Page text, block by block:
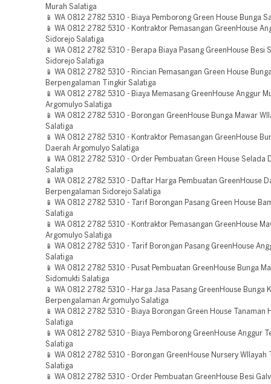
Murah Salatiga
📱 WA 0812 2782 5310 - Biaya Pemborong Green House Bunga
📱 WA 0812 2782 5310 - Kontraktor Pemasangan GreenHouse
Sidorejo Salatiga
📱 WA 0812 2782 5310 - Berapa Biaya Pasang GreenHouse Besi
Sidorejo Salatiga
📱 WA 0812 2782 5310 - Rincian Pemasangan Green House
Berpengalaman Tingkir Salatiga
📱 WA 0812 2782 5310 - Biaya Memasang GreenHouse Anggur
Argomulyo Salatiga
📱 WA 0812 2782 5310 - Borongan GreenHouse Bunga Mawar
Salatiga
📱 WA 0812 2782 5310 - Kontraktor Pemasangan GreenHouse
Daerah Argomulyo Salatiga
📱 WA 0812 2782 5310 - Order Pembuatan Green House Selada
Salatiga
📱 WA 0812 2782 5310 - Daftar Harga Pembuatan GreenHouse
Berpengalaman Sidorejo Salatiga
📱 WA 0812 2782 5310 - Tarif Borongan Pasang Green House
Salatiga
📱 WA 0812 2782 5310 - Kontraktor Pemasangan GreenHouse
Argomulyo Salatiga
📱 WA 0812 2782 5310 - Tarif Borongan Pasang GreenHouse
Salatiga
📱 WA 0812 2782 5310 - Pusat Pembuatan GreenHouse Bunga
Sidomukti Salatiga
📱 WA 0812 2782 5310 - Harga Jasa Pasang GreenHouse Bunga
Berpengalaman Argomulyo Salatiga
📱 WA 0812 2782 5310 - Biaya Borongan Green House Tanaman
Salatiga
📱 WA 0812 2782 5310 - Biaya Pemborong GreenHouse Anggur
Salatiga
📱 WA 0812 2782 5310 - Borongan GreenHouse Nursery WIlayah
Salatiga
📱 WA 0812 2782 5310 - Order Pembuatan GreenHouse Besi